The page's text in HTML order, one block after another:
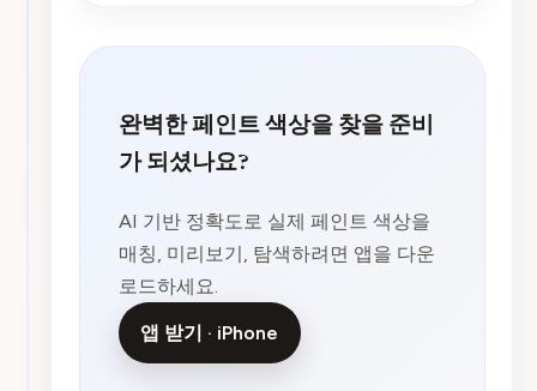
완벽한 페인트 색상을 찾을 준비
가 되셨나요?
AI 기반 정확도로 실제 페인트 색상을
매칭, 미리보기, 탐색하려면 앱을 다운
로드하세요.
앱 받기 · iPhone